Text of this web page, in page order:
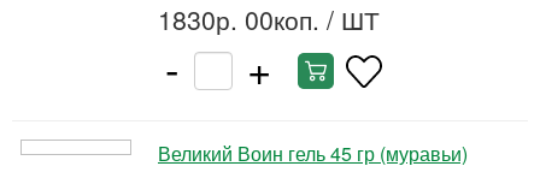
1830р. 00коп. / ШТ
- +
Великий Воин гель 45 гр (муравьи)